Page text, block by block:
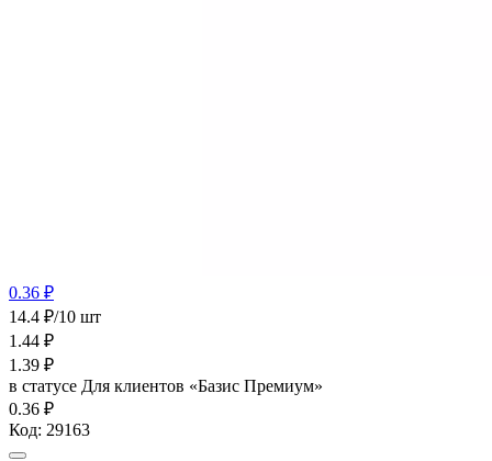
0.36 ₽
14.4 ₽/10 шт
1.44 ₽
1.39 ₽
в статусе Для клиентов «Базис Премиум»
0.36 ₽
Код: 29163